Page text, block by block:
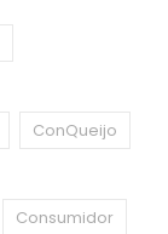
ConQueijo
Consumidor